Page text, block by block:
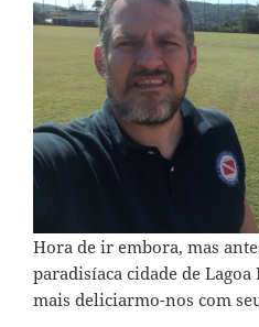
Hora de ir embora, mas
paradisíaca cidade de
mais deliciarmo-nos com